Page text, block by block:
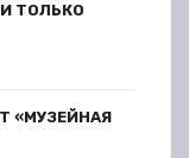
ТОЛЬКО
«МУЗЕЙНАЯ